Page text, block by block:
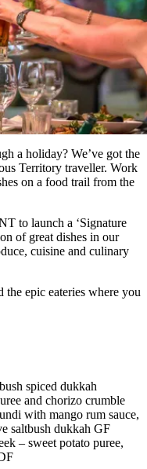
a holiday? We’ve got the
Territory traveller. Work
on a food trail from the
to launch a ‘Signature
of great dishes in our
cuisine and culinary
the epic eateries where you
spiced dukkah
and chorizo crumble
with mango rum sauce,
saltbush dukkah GF
– sweet potato puree,